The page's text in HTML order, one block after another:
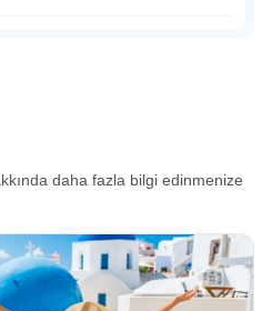
tamamlanarak, Atina'daki
biri haline gelecek!
daha fazla bilgi edinmenize